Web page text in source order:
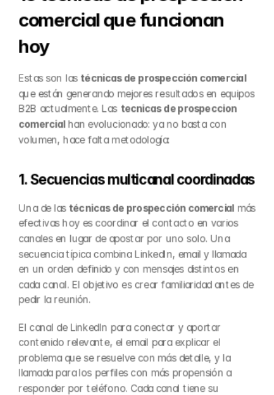
comercial que funcionan
hoy
Estas son las técnicas de prospección comercial
que están generando mejores resultados en equipos
B2B actualmente. Las tecnicas de prospeccion
comercial han evolucionado: ya no basta con
volumen, hace falta metodología:
1. Secuencias multicanal coordinadas
Una de las técnicas de prospección comercial más
efectivas hoy es coordinar el contacto en varios
canales en lugar de apostar por uno solo. Una
secuencia típica combina LinkedIn, email y llamada
en un orden definido y con mensajes distintos en
cada canal. El objetivo es crear familiaridad antes de
pedir la reunión.
El canal de LinkedIn para conectar y aportar
contenido relevante, el email para explicar el
problema que se resuelve con más detalle, y la
llamada para los perfiles con más propensión a
responder por teléfono. Cada canal tiene su